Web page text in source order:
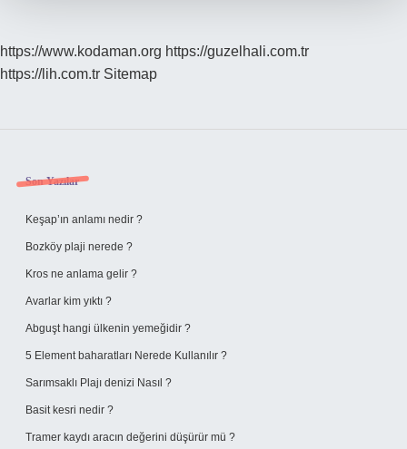
https://www.kodaman.org https://guzelhali.com.tr
https://lih.com.tr Sitemap
Sidebar
Son Yazılar
Keşap’ın anlamı nedir ?
Bozköy plaji nerede ?
Kros ne anlama gelir ?
Avarlar kim yıktı ?
Abguşt hangi ülkenin yemeğidir ?
5 Element baharatları Nerede Kullanılır ?
Sarımsaklı Plajı denizi Nasıl ?
Basit kesri nedir ?
Tramer kaydı aracın değerini düşürür mü ?